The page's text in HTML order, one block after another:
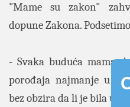
"Mame su zakon"
dopune Zakona.
- Svaka buduća mama
porođaja najmanje u
bez obzira da li je bila u